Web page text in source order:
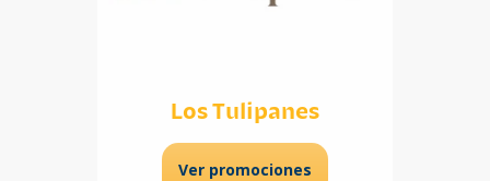
Los Tulipanes
Ver promociones